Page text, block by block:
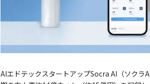
AIエドテックスタートアップSocra AI（ソク